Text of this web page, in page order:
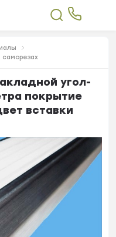
угол-
покрытие
вставки